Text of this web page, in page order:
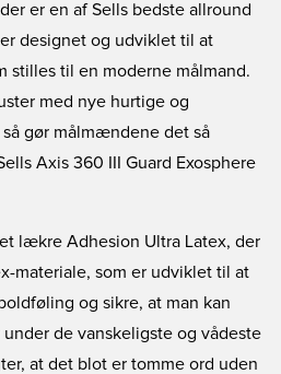
er en af Sells bedste allround
designet og udviklet til at
stilles til en moderne målmand.
med nye hurtige og
gør målmændene det så
Axis 360 III Guard Exosphere
lækre Adhesion Ultra Latex, der
materiale, som er udviklet til at
og sikre, at man kan
de vanskeligste og vådeste
at det blot er tomme ord uden